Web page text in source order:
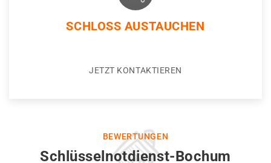
SCHLOSS AUSTAUCHEN
JETZT KONTAKTIEREN
BEWERTUNGEN
Schlüsselnotdienst-Bochum